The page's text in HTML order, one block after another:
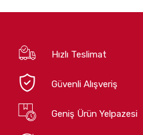
Hızlı Teslimat
Güvenli Alışveriş
Geniş Ürün Yelpazesi